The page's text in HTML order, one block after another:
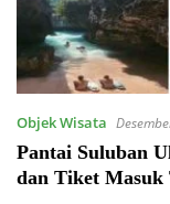
Objek Wisata
Pantai Suluban
dan Tiket Masuk